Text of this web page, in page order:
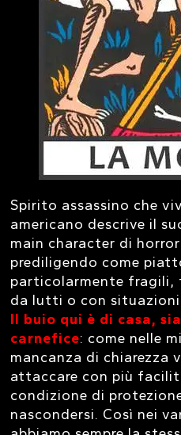
Spirito assassino che
americano descrive il
main character di
prediligendo come
particolarmente fragili,
da lutti o con
Il buio qui è di casa,
carnefice: come nelle
mancanza di chiarezza
attaccare con più
condizione di
nascondersi. Così nei